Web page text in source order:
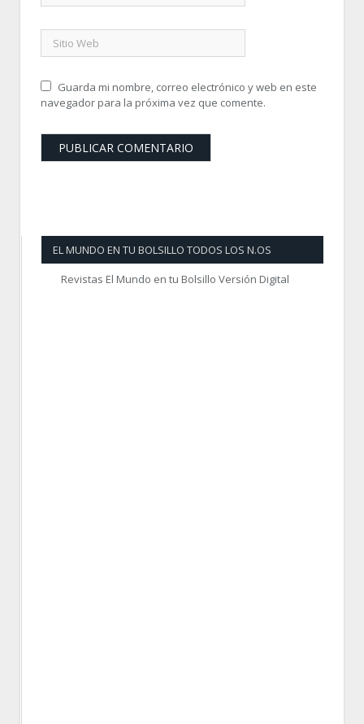
Guarda mi nombre, correo electrónico y web en este
navegador para la próxima vez que comente.
EL MUNDO EN TU BOLSILLO TODOS LOS N.OS
Revistas El Mundo en tu Bolsillo Versión Digital